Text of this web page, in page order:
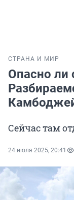
СТРАНА И МИР
Опасно ли
Сейчас там
24 июля 2025, 20:41